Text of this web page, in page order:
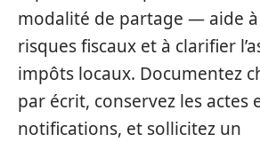
modalité de partage — aide
risques fiscaux et à clarifier
impôts locaux. Documentez
par écrit, conservez les actes
notifications, et sollicitez un